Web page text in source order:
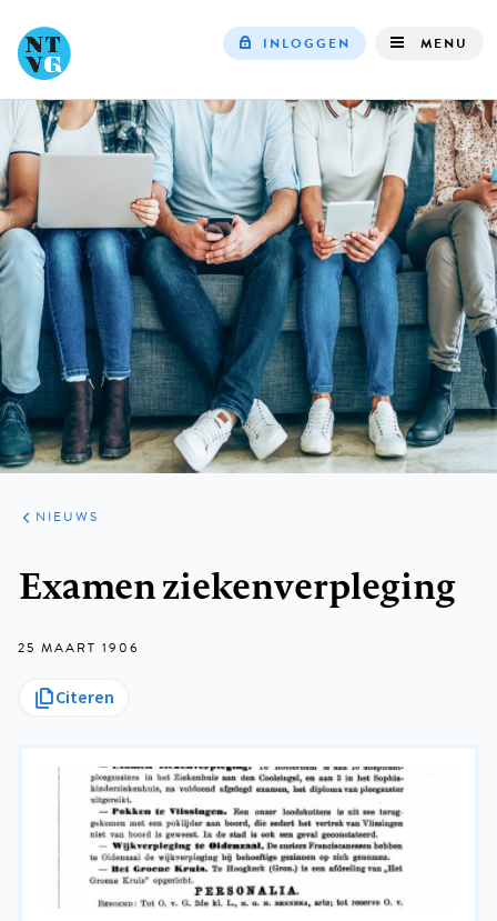
navigation
INLOGGEN MENU
ARTIKELEN
HET
KORT
NIEUWS
Examen ziekenverpleging
25 MAART 1906
Citeren